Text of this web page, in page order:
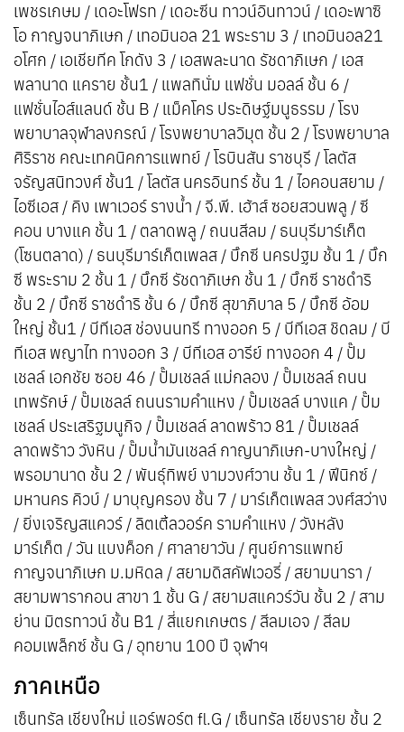
เพชรเกษม / เดอะโฟรท / เดอะซีน ทาวน์อินทาวน์ / เดอะพาซิ
โอ กาญจนาภิเษก / เทอมินอล 21 พระราม 3 / เทอมินอล21
อโศก / เอเชียทีค โกดัง 3 / เอสพละนาด รัชดาภิเษก / เอส
พลานาด แคราย ชั้น1 / แพลทินั่ม แฟชั่น มอลล์ ชั้น 6 /
แฟชั่นไอส์แลนด์ ชั้น B / แม็คโคร ประดิษฐ์มนูธรรม / โรง
พยาบาลจุฬาลงกรณ์ / โรงพยาบาลวิมุต ชั้น 2 / โรงพยาบาล
ศิริราช คณะเทคนิคการแพทย์ / โรบินสัน ราชบุรี / โลตัส
จรัญสนิทวงศ์ ชั้น1 / โลตัส นครอินทร์ ชั้น 1 / ไอคอนสยาม /
ไอซีเอส / คิง เพาเวอร์ รางน้ำ / จี.พี. เฮ้าส์ ซอยสวนพลู / ซี
คอน บางแค ชั้น 1 / ตลาดพลู / ถนนสีลม / ธนบุรีมาร์เก็ต
(โซนตลาด) / ธนบุรีมาร์เก็ตเพลส / บิ๊กซี นครปฐม ชั้น 1 / บิ๊ก
ซี พระราม 2 ชั้น 1 / บิ๊กซี รัชดาภิเษก ชั้น 1 / บิ๊กซี ราชดำริ
ชั้น 2 / บิ๊กซี ราชดำริ ชั้น 6 / บิ๊กซี สุขาภิบาล 5 / บิ๊กซี อ้อม
ใหญ่ ชั้น1 / บีทีเอส ช่องนนทรี ทางออก 5 / บีทีเอส ชิดลม / บี
ทีเอส พญาไท ทางออก 3 / บีทีเอส อารีย์ ทางออก 4 / ปั๊ม
เชลล์ เอกชัย ซอย 46 / ปั๊มเชลล์ แม่กลอง / ปั๊มเชลล์ ถนน
เทพรักษ์ / ปั๊มเชลล์ ถนนรามคำแหง / ปั๊มเชลล์ บางแค / ปั๊ม
เชลล์ ประเสริฐมนูกิจ / ปั๊มเชลล์ ลาดพร้าว 81 / ปั๊มเชลล์
ลาดพร้าว วังหิน / ปั๊มน้ำมันเชลล์ กาญนาภิเษก-บางใหญ่ /
พรอมานาด ชั้น 2 / พันธุ์ทิพย์ งามวงศ์วาน ชั้น 1 / ฟีนิกซ์ /
มหานคร คิวบ์ / มาบุญครอง ชั้น 7 / มาร์เก็ตเพลส วงศ์สว่าง
/ ยิ่งเจริญสแควร์ / ลิตเติ้ลวอร์ค รามคำแหง / วังหลัง
มาร์เก็ต / วัน แบงค็อก / ศาลายาวัน / ศูนย์การแพทย์
กาญจนาภิเษก ม.มหิดล / สยามดิสคัฟเวอรี่ / สยามนารา /
สยามพารากอน สาขา 1 ชั้น G / สยามสแควร์วัน ชั้น 2 / สาม
ย่าน มิตรทาวน์ ชั้น B1 / สี่แยกเกษตร / สีลมเอจ / สีลม
คอมเพล็กซ์ ชั้น G / อุทยาน 100 ปี จุฬาฯ
ภาคเหนือ
เซ็นทรัล เชียงใหม่ แอร์พอร์ต fl.G / เซ็นทรัล เชียงราย ชั้น 2